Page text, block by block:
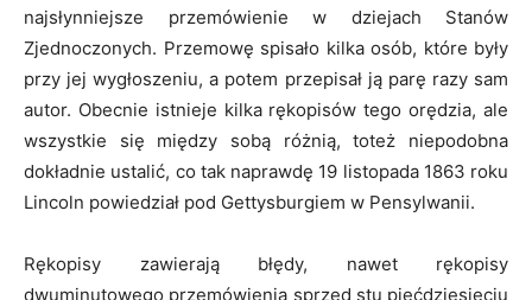
najsłynniejsze przemówienie w dziejach Stanów
Zjednoczonych. Przemowę spisało kilka osób, które były
przy jej wygłoszeniu, a potem przepisał ją parę razy sam
autor. Obecnie istnieje kilka rękopisów tego orędzia, ale
wszystkie się między sobą różnią, toteż niepodobna
dokładnie ustalić, co tak naprawdę 19 listopada 1863 roku
Lincoln powiedział pod Gettysburgiem w Pensylwanii.
Rękopisy zawierają błędy, nawet rękopisy
dwuminutowego przemówienia sprzed stu pięćdziesięciu